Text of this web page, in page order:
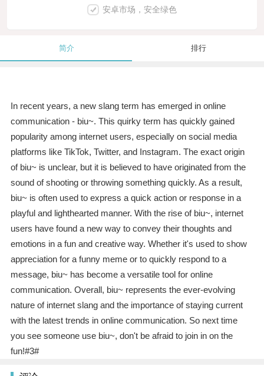
安卓市场，安全绿色
简介 排行
In recent years, a new slang term has emerged in online
communication - biu~. This quirky term has quickly gained
popularity among internet users, especially on social media
platforms like TikTok, Twitter, and Instagram. The exact origin
of biu~ is unclear, but it is believed to have originated from the
sound of shooting or throwing something quickly. As a result,
biu~ is often used to express a quick action or response in a
playful and lighthearted manner. With the rise of biu~, internet
users have found a new way to convey their thoughts and
emotions in a fun and creative way. Whether it's used to show
appreciation for a funny meme or to quickly respond to a
message, biu~ has become a versatile tool for online
communication. Overall, biu~ represents the ever-evolving
nature of internet slang and the importance of staying current
with the latest trends in online communication. So next time
you see someone use biu~, don't be afraid to join in on the
fun!#3#